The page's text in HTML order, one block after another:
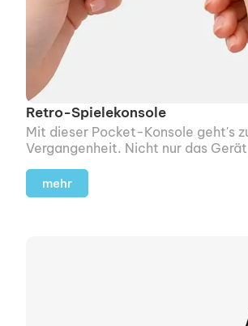
Retro-Spielekonsole
Mit dieser Pocket-Konsole geht's
Vergangenheit. Nicht nur das
absolut Retro. Hello 80s!
mehr